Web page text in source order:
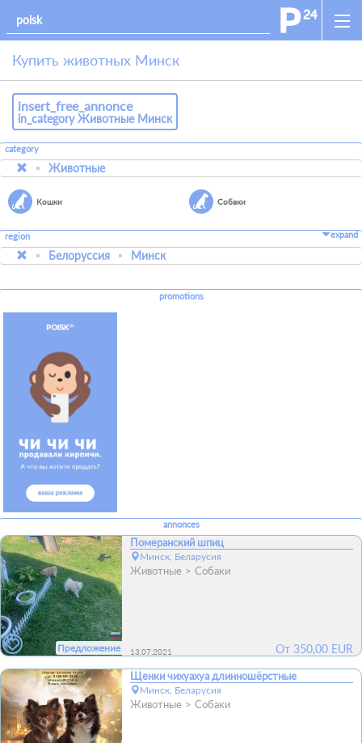
Купить животных Минск
insert_free_annonce
in_category Животные Минск
category
Животные
Кошки Собаки
region expand
Белоруссия Минск
promotions
annonces
Предложение
Померанский шпиц
Минск, Беларусия
Животные Собаки
13.07.2021 От 350,00 EUR
Щенки чихуахуа длинношёрстные
Минск, Беларусия
Животные Собаки